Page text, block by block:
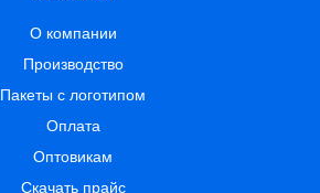
О компании
Производство
Пакеты с логотипом
Оплата
Оптовикам
Скачать прайс